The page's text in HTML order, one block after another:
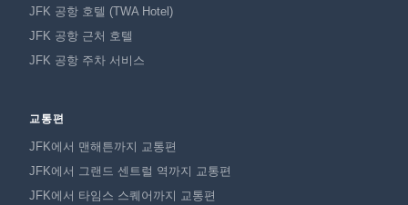
JFK 공항 호텔 (TWA Hotel)
JFK 공항 근처 호텔
JFK 공항 주차 서비스
교통편
JFK에서 맨해튼까지 교통편
JFK에서 그랜드 센트럴 역까지 교통편
JFK에서 타임스 스퀘어까지 교통편